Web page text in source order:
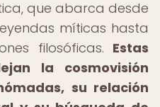
que abarca desde
míticas hasta
filosóficas. Estas
la cosmovisión
su relación